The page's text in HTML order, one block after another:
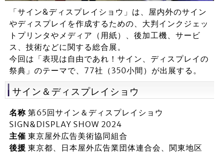
「サイン&ディスプレイショウ」は、屋内外のサイン
やディスプレイを作成するための、大判インクジェッ
トプリンタやメディア（用紙）、後加工機、サービ
ス、技術などに関する総合展。
今回は「表現は自由であれ！サイン、ディスプレイの
祭典」のテーマで、77社（350小間）が出展する。
サイン＆ディスプレイショウ
名称第65回サイン＆ディスプレイショウ
SIGN&DISPLAY SHOW 2024
主催 東京屋外広告美術協同組合
後援 東京都、日本屋外広告業団体連合会、関東地区